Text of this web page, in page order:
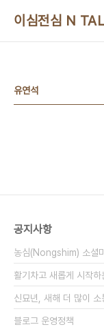
이심전심 N
유연석
공지사항
농심(Nongshim) 소셜
활기차고 새롭게 시작
신묘년, 새해 더 많이 소
블로그 운영정책